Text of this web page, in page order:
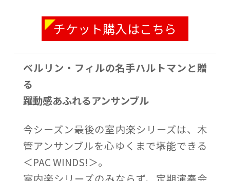
チケット購入はこちら
ベルリン・フィルの名手ハルトマンと贈
る
躍動感あふれるアンサンブル
今シーズン最後の室内楽シリーズは、木
管アンサンブルを心ゆくまで堪能できる
＜PAC WINDS!＞。